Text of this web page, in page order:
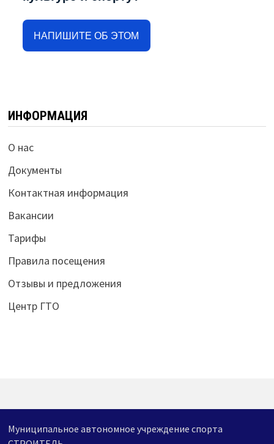
НАПИШИТЕ ОБ ЭТОМ
ИНФОРМАЦИЯ
О нас
Документы
Контактная информация
Вакансии
Тарифы
Правила посещения
Отзывы и предложения
Центр ГТО
Муниципальное автономное учреждение спорта